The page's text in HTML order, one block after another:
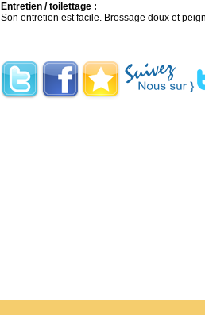
Entretien / toilettage :
Son entretien est facile. Brossage doux et